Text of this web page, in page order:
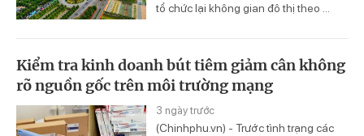
tổ chức lại không gian đô thị theo ...
Kiểm tra kinh doanh bút tiêm giảm cân không
rõ nguồn gốc trên môi trường mạng
3 ngày trước
(Chinhphu.vn) - Trước tình trạng các